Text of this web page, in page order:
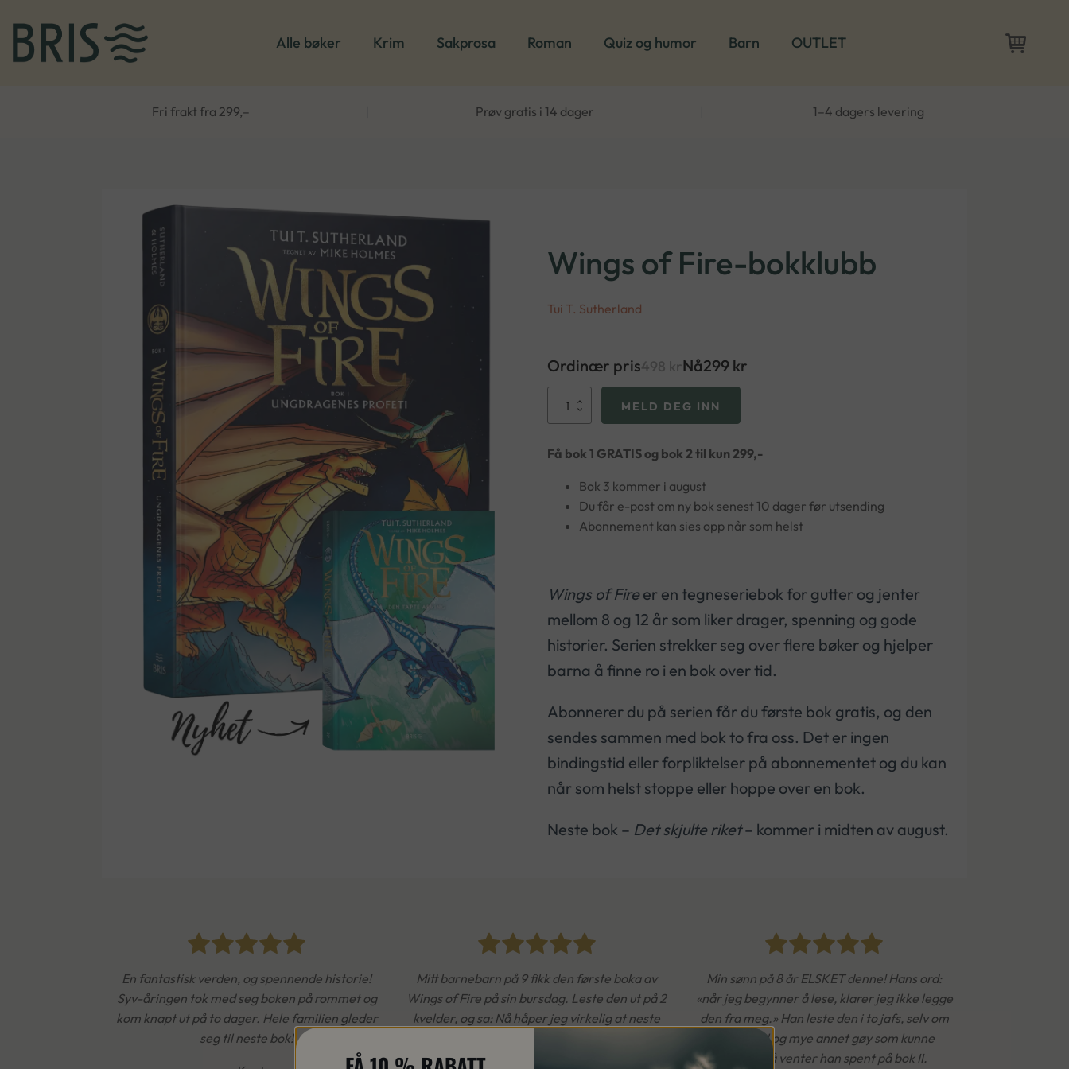
Alle bøker Krim Sakprosa Roman Quiz og humor Barn OUTLET
Fri frakt fra 299,– Prøv gratis i 14 dager 1–4 dagers levering
Wings of Fire-bokklubb
Tui T. Sutherland
Ordinær pris498krNå299 kr
Wings
bokklubb
antall
MELD DEG INN
Få bok 1 GRATIS og bok 2 til kun 299,-
Bok 3 kommer i august
Du får e-post om ny bok senest 10 dager før utsending
Abonnement kan sies opp når som helst
Wings of Fireer en tegneseriebok for gutter og jenter
mellom 8 og 12 år som liker drager, spenning og gode
historier. Serien strekker seg over flere bøker og hjelper
barna å finne ro i en bok over tid.
Abonnerer du på serien får du første bok gratis, og den
sendes sammen med bok to fra oss. Det er ingen
bindingstid eller forpliktelser på abonnementet og du kan
når som helst stoppe eller hoppe over en bok.
Neste bok – Det skjulte riket– kommer i midten av august.
En fantastisk verden, og spennende historie!
Syv-åringen tok med seg boken på rommet og
kom knapt ut på to dager. Hele familien gleder
seg til neste bok!
Mitt barnebarn på 9 fikk den første boka av
Wings of Fire på sin bursdag. Leste den ut på 2
kvelder, og sa: Nå håper jeg virkelig at neste
den mest spennende boka jeg har lest. Og han
Min sønn på 8 år ELSKET denne! Hans ord:
«når jeg begynner å lese, klarer jeg ikke legge
den fra meg.» Han leste den i to jafs, selv om
det var jul og mye annet gøy som kunne
fristet. Nå venter han spent på bok II.